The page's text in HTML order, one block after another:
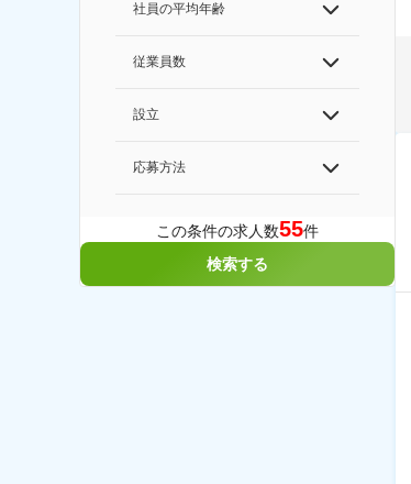
社員の平均年齢
従業員数
設立
応募方法
この条件の求人数55件
検索する